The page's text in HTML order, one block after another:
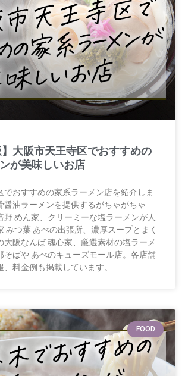
】大阪市天王寺区でおすすめの
が美味しいお店
でおすすめの家系ラーメン店を紹介しま
醤油ラーメンを提供するがちゃがちゃ
野 めん家、クリーミーな塩ラーメンが人
みつ葉 あべの出張所、濃厚スープとまく
大阪なんば 魂心家、厳選素材の塩ラーメ
そばや あべのキューズモール店。各店舗
料金例も掲載しています。
FOOD